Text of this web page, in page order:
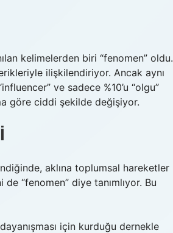
kelimelerden biri “fenomen” oldu.
ilişkilendiriyor. Ancak aynı
ve sadece %10’u “olgu”
göre ciddi şekilde değişiyor.
aklına toplumsal hareketler
“fenomen” diye tanımlıyor. Bu
için kurduğu dernekle